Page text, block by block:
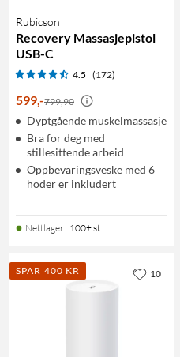
Rubicson
Recovery Massasjepistol
USB-C
4.5 (172)
599,-799,90
Dyptgående muskelmassasje
Bra for deg med
stillesittende arbeid
Oppbevaringsveske med 6
hoder er inkludert
Nettlager: 100+ st
SPAR 400 KR 10